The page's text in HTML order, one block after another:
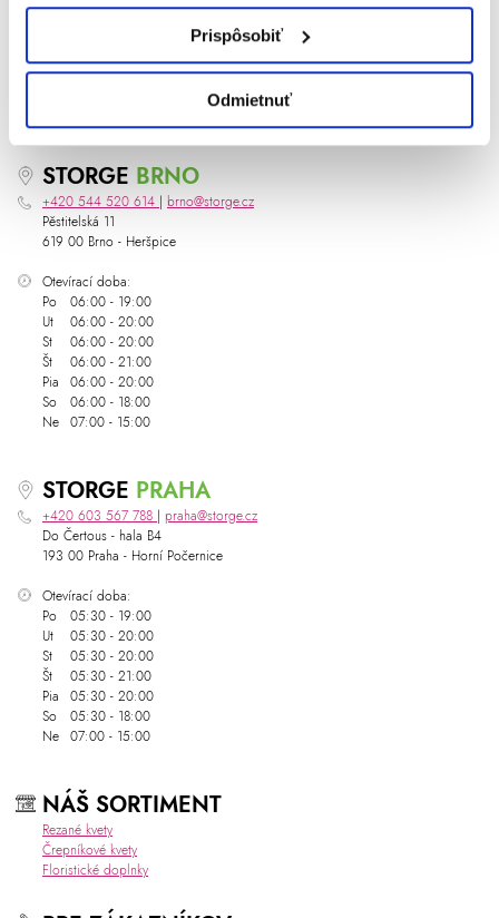
Prispôsobiť
Odmietnuť
Ut
06:00 - 20:00
Pia
06:00 - 20:00
STORGE BRNO
+420 544 520 614
brno@storge.cz
Pěstitelská 11
619 00 Brno - Heršpice
Otevírací doba:
Po
06:00 - 19:00
Ut
06:00 - 20:00
St
06:00 - 20:00
Št
06:00 - 21:00
Pia
06:00 - 20:00
So
06:00 - 18:00
Ne
07:00 - 15:00
STORGE PRAHA
+420 603 567 788
praha@storge.cz
Do Čertous - hala B4
193 00 Praha - Horní Počernice
Otevírací doba:
Po
05:30 - 19:00
Ut
05:30 - 20:00
St
05:30 - 20:00
Št
05:30 - 21:00
Pia
05:30 - 20:00
So
05:30 - 18:00
Ne
07:00 - 15:00
NÁŠ SORTIMENT
Rezané kvety
Črepníkové kvety
Floristické doplnky